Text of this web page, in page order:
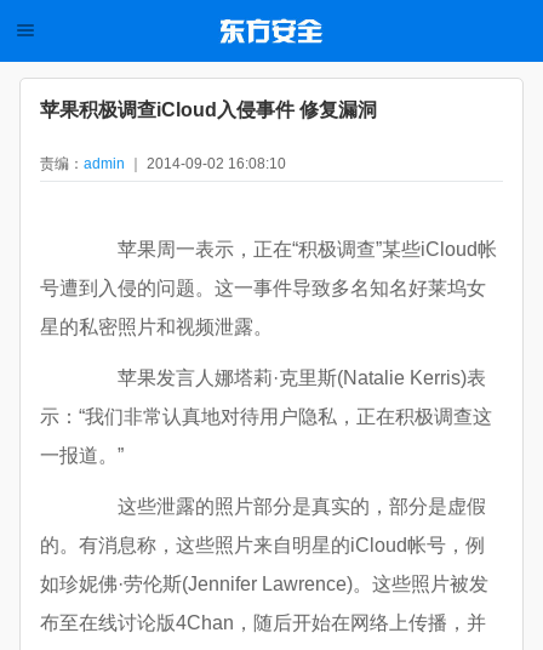
苹果积极调查iCloud入侵事件 修复漏洞
责编： admin ｜ 2014-09-02 16:08:10
苹果周一表示，正在“积极调查”某些iCloud帐
号遭到入侵的问题。这一事件导致多名知名好莱坞女
星的私密照片和视频泄露。
苹果发言人娜塔莉·克里斯(Natalie Kerris)表
示：“我们非常认真地对待用户隐私，正在积极调查这
一报道。”
这些泄露的照片部分是真实的，部分是虚假
的。有消息称，这些照片来自明星的iCloud帐号，例
如珍妮佛·劳伦斯(Jennifer Lawrence)。这些照片被发
布至在线讨论版4Chan，随后开始在网络上传播，并